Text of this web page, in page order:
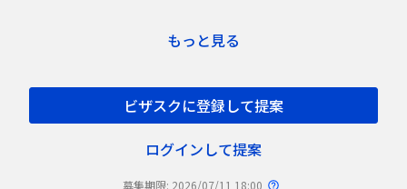
もっと見る
ビザスクに登録して提案
ログインして提案
募集期限: 2026/07/11 18:00